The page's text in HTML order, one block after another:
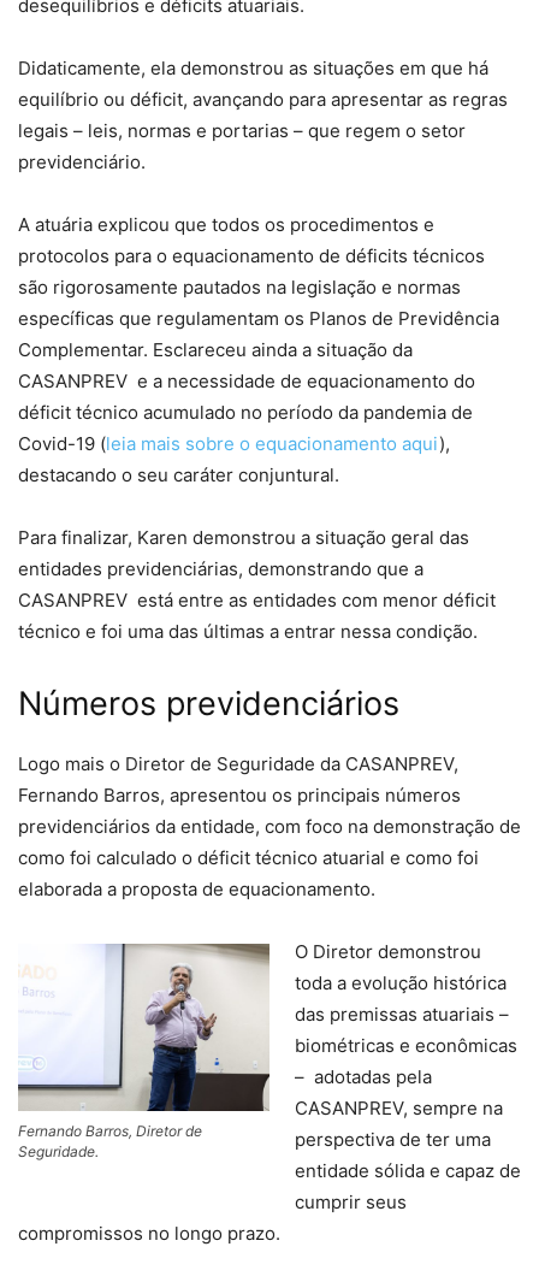
desequilíbrios e déficits atuariais.
Didaticamente, ela demonstrou as situações em que há
equilíbrio ou déficit, avançando para apresentar as regras
legais – leis, normas e portarias – que regem o setor
previdenciário.
A atuária explicou que todos os procedimentos e
protocolos para o equacionamento de déficits técnicos
são rigorosamente pautados na legislação e normas
específicas que regulamentam os Planos de Previdência
Complementar. Esclareceu ainda a situação da
CASANPREV e a necessidade de equacionamento do
déficit técnico acumulado no período da pandemia de
Covid-19 (leia mais sobre o equacionamento aqui),
destacando o seu caráter conjuntural.
Para finalizar, Karen demonstrou a situação geral das
entidades previdenciárias, demonstrando que a
CASANPREV está entre as entidades com menor déficit
técnico e foi uma das últimas a entrar nessa condição.
Números previdenciários
Logo mais o Diretor de Seguridade da CASANPREV,
Fernando Barros, apresentou os principais números
previdenciários da entidade, com foco na demonstração de
como foi calculado o déficit técnico atuarial e como foi
elaborada a proposta de equacionamento.
Fernando Barros, Diretor de
Seguridade.
O Diretor demonstrou
toda a evolução histórica
das premissas atuariais –
biométricas e econômicas
– adotadas pela
CASANPREV, sempre na
perspectiva de ter uma
entidade sólida e capaz de
cumprir seus
compromissos no longo prazo.